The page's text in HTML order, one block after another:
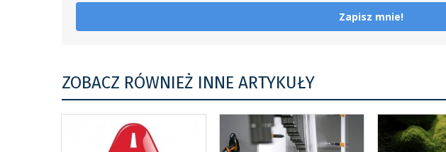
Zapisz mnie!
ZOBACZ RÓWNIEŻ INNE ARTYKUŁY